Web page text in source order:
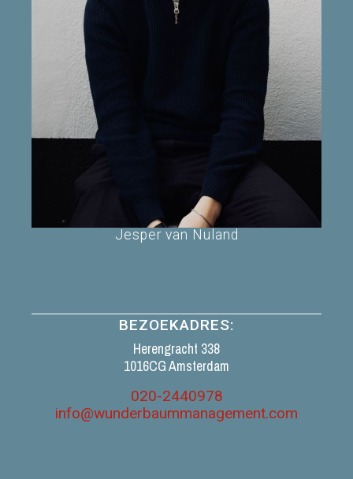
Jesper van Nuland
BEZOEKADRES:
Herengracht 338
1016CG Amsterdam
020-2440978
info@wunderbaummanagement.com